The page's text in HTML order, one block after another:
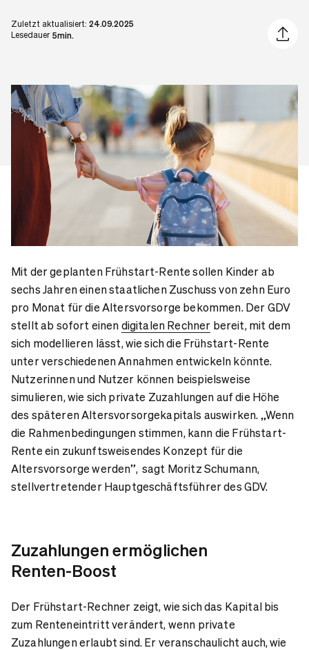
Zuletzt aktualisiert: 24.09.2025
Lesedauer 5min.
Artikel
Mit der geplanten Frühstart-Rente sollen Kinder ab
sechs Jahren einen staatlichen Zuschuss von zehn Euro
pro Monat für die Altersvorsorge bekommen. Der GDV
stellt ab sofort einendigitalen Rechner bereit, mit dem
sich modellieren lässt, wie sich die Frühstart-Rente
unter verschiedenen Annahmen entwickeln könnte.
Nutzerinnen und Nutzer können beispielsweise
simulieren, wie sich private Zuzahlungen auf die Höhe
des späteren Altersvorsorgekapitals auswirken. „Wenn
die Rahmenbedingungen stimmen, kann die Frühstart-
Rente ein zukunftsweisendes Konzept für die
Altersvorsorge werden”, sagt Moritz Schumann,
stellvertretender Hauptgeschäftsführer des GDV.
Zuzahlungen ermöglichen
Renten-Boost
Der Frühstart-Rechner zeigt, wie sich das Kapital bis
zum Renteneintritt verändert, wenn private
Zuzahlungen erlaubt sind. Er veranschaulicht auch, wie